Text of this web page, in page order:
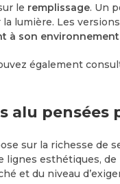
le remplissage. Un
la lumière. Les
son environnement
également
alu pensées
sur la richesse de
lignes esthétiques,
et du niveau